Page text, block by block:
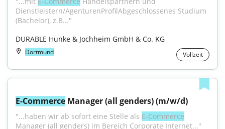
Dienstleistern/AgenturenProfilAbgeschlossenes Studium
(Bachelor), z.B..."
DURABLE Hunke & Jochheim GmbH & Co. KG
Dortmund Vollzeit
E-Commerce Manager (all genders) (m/w/d)
"...haben wir ab sofort eine Stelle als E‑Commerce
Manager (all genders) im Bereich Corporate Internet..."